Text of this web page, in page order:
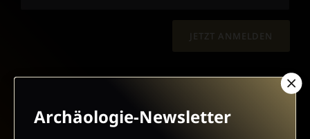
JETZT ANMELDEN
Archäologie-Newsletter